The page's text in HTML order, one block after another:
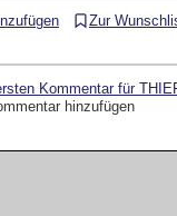
Zur
Kommentar für
hinzufügen